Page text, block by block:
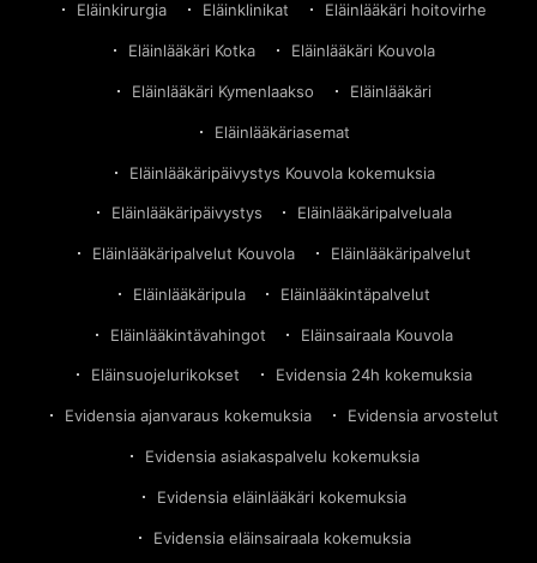
Eläinkirurgia Eläinklinikat Eläinlääkäri hoitovirhe
Eläinlääkäri Kotka Eläinlääkäri Kouvola
Eläinlääkäri Kymenlaakso Eläinlääkäri
Eläinlääkäriasemat
Eläinlääkäripäivystys Kouvola kokemuksia
Eläinlääkäripäivystys Eläinlääkäripalveluala
Eläinlääkäripalvelut Kouvola Eläinlääkäripalvelut
Eläinlääkäripula Eläinlääkintäpalvelut
Eläinlääkintävahingot Eläinsairaala Kouvola
Eläinsuojelurikokset Evidensia 24h kokemuksia
Evidensia ajanvaraus kokemuksia Evidensia arvostelut
Evidensia asiakaspalvelu kokemuksia
Evidensia eläinlääkäri kokemuksia
Evidensia eläinsairaala kokemuksia